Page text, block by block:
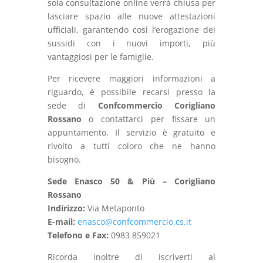
sola consultazione online verrà chiusa per
lasciare spazio alle nuove attestazioni
ufficiali, garantendo così l’erogazione dei
sussidi con i nuovi importi, più
vantaggiosi per le famiglie.
Per ricevere maggiori informazioni a
riguardo, è possibile recarsi presso la
sededi ConfcommercioCorigliano
Rossano
ocontattarci per fissare un
appuntamento. Il servizio ègratuitoe
rivolto a tutti coloroche ne hanno
bisogno.
Sede Enasco 50 & Più – Corigliano
Rossano
Indirizzo: Via Metaponto
E-mail: enasco@confcommercio.cs.it
Telefono e Fax: 0983 859021
Ricorda inoltre di iscriverti al